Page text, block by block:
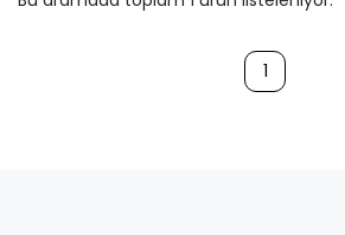
1